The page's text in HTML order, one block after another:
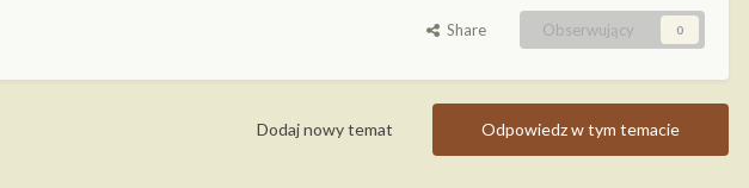
Share Obserwujący 0
Odpowiedz w tym temacie
Dodaj nowy temat